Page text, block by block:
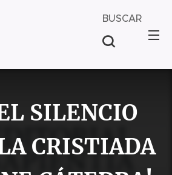
BUSCAR
SILENCIO
CRISTIADA